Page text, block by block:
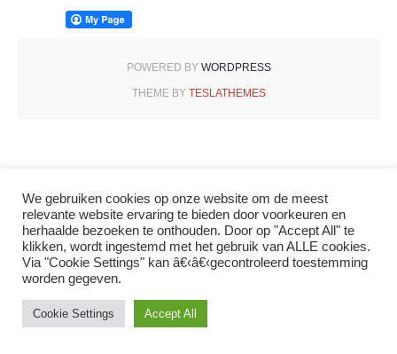
POWERED BY WORDPRESS
THEME BY TESLATHEMES
We gebruiken cookies op onze website om de meest
relevante website ervaring te bieden door voorkeuren en
herhaalde bezoeken te onthouden. Door op "Accept All" te
klikken, wordt ingestemd met het gebruik van ALLE cookies.
Via "Cookie Settings" kan â€‹â€‹gecontroleerd toestemming
worden gegeven.
Cookie Settings Accept All